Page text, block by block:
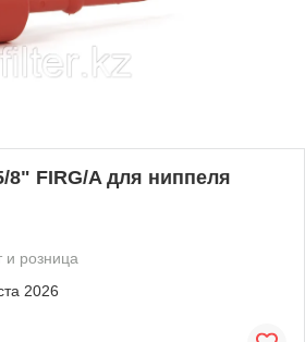
FIRG/A для ниппеля
и розница
2026